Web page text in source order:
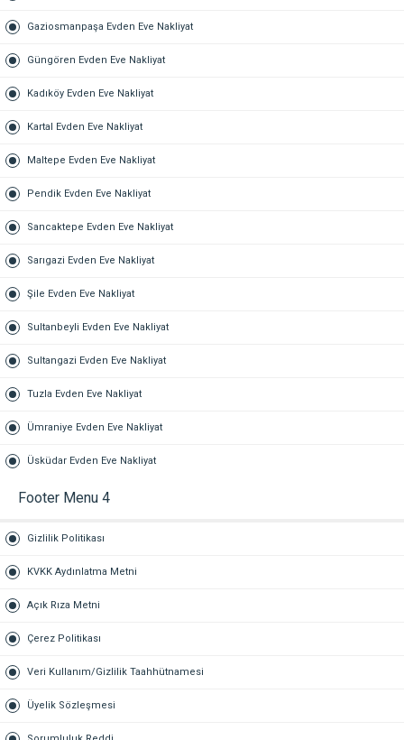
Gaziosmanpaşa Evden Eve Nakliyat
Güngören Evden Eve Nakliyat
Kadıköy Evden Eve Nakliyat
Kartal Evden Eve Nakliyat
Maltepe Evden Eve Nakliyat
Pendik Evden Eve Nakliyat
Sancaktepe Evden Eve Nakliyat
Sarıgazi Evden Eve Nakliyat
Şile Evden Eve Nakliyat
Sultanbeyli Evden Eve Nakliyat
Sultangazi Evden Eve Nakliyat
Tuzla Evden Eve Nakliyat
Ümraniye Evden Eve Nakliyat
Üsküdar Evden Eve Nakliyat
Footer Menu 4
Gizlilik Politikası
KVKK Aydınlatma Metni
Açık Rıza Metni
Çerez Politikası
Veri Kullanım/Gizlilik Taahhütnamesi
Üyelik Sözleşmesi